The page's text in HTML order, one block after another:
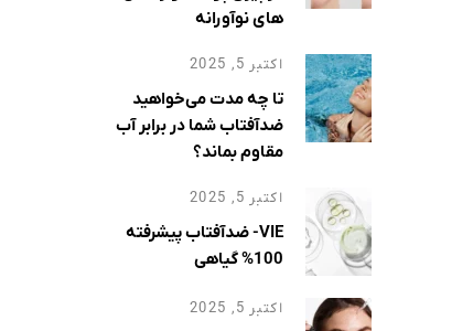
های نوآورانه
اکتبر 5, 2025
تا چه مدت می‌خواهید
ضدآفتاب شما در برابر آب
مقاوم بماند؟
اکتبر 5, 2025
VIE- ضدآفتاب پیشرفته
100% گیاهی
اکتبر 5, 2025